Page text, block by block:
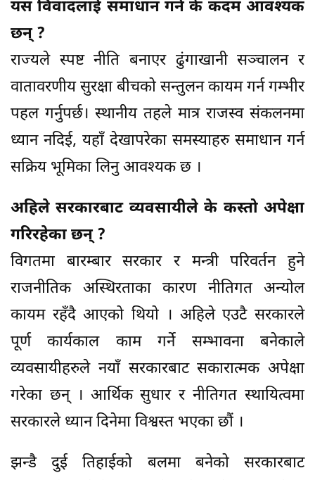
यस विवादलाई समाधान गर्न के कदम आवश्यक
छन् ?
राज्यले स्पष्ट नीति बनाएर ढुंगाखानी सञ्चालन र
वातावरणीय सुरक्षा बीचको सन्तुलन कायम गर्न गम्भीर
पहल गर्नुपर्छ। स्थानीय तहले मात्र राजस्व संकलनमा
ध्यान नदिई, यहाँ देखापरेका समस्याहरु समाधान गर्न
सक्रिय भूमिका लिनु आवश्यक छ ।
अहिले सरकारबाट व्यवसायीले के कस्तो अपेक्षा
गरिरहेका छन् ?
विगतमा बारम्बार सरकार र मन्त्री परिवर्तन हुने
राजनीतिक अस्थिरताका कारण नीतिगत अन्योल
कायम रहँदै आएको थियो । अहिले एउटै सरकारले
पूर्ण कार्यकाल काम गर्ने सम्भावना बनेकाले
व्यवसायीहरुले नयाँ सरकारबाट सकारात्मक अपेक्षा
गरेका छन् । आर्थिक सुधार र नीतिगत स्थायित्वमा
सरकारले ध्यान दिनेमा विश्वस्त भएका छौं ।
झन्डै दुई तिहाईको बलमा बनेको सरकारबाट